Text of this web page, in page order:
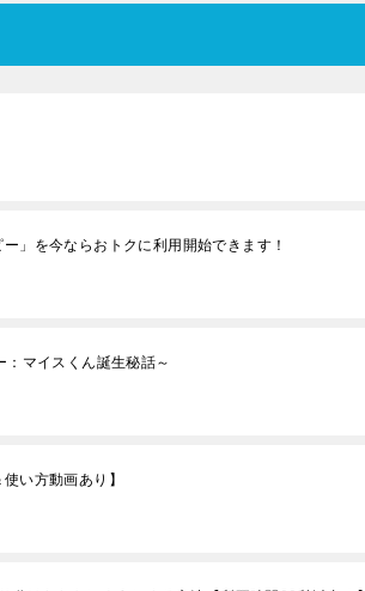
」を今ならおトクに利用開始できます！
マイスくん誕生秘話～
い方動画あり】